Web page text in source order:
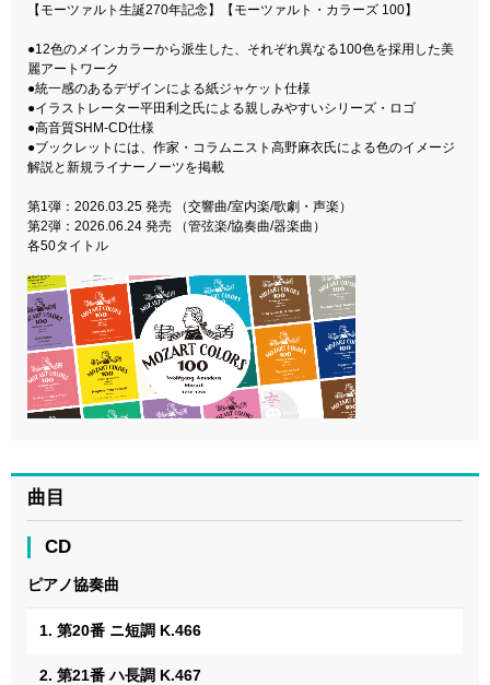
【モーツァルト生誕270年記念】【モーツァルト・カラーズ 100】
●12色のメインカラーから派生した、それぞれ異なる100色を採用した美
麗アートワーク
●統一感のあるデザインによる紙ジャケット仕様
●イラストレーター平田利之氏による親しみやすいシリーズ・ロゴ
●高音質SHM-CD仕様
●ブックレットには、作家・コラムニスト高野麻衣氏による色のイメージ
解説と新規ライナーノーツを掲載
第1弾：2026.03.25 発売 （交響曲/室内楽/歌劇・声楽）
第2弾：2026.06.24 発売 （管弦楽/協奏曲/器楽曲）
各50タイトル
曲目
CD
ピアノ協奏曲
1. 第20番 ニ短調 K.466
2. 第21番 ハ長調 K.467